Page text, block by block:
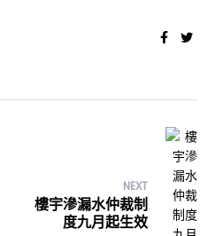
NEXT
樓宇滲漏水仲裁制
度九月起生效